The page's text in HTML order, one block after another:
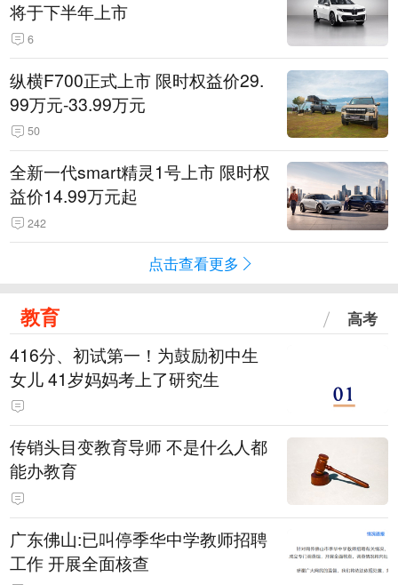
将于下半年上市
6
纵横F700正式上市 限时权益价29.
99万元-33.99万元
50
全新一代smart精灵1号上市 限时权
益价14.99万元起
242
点击查看更多
教育 高考
416分、初试第一！为鼓励初中生
女儿 41岁妈妈考上了研究生
传销头目变教育导师 不是什么人都
能办教育
广东佛山:已叫停季华中学教师招聘
工作 开展全面核查